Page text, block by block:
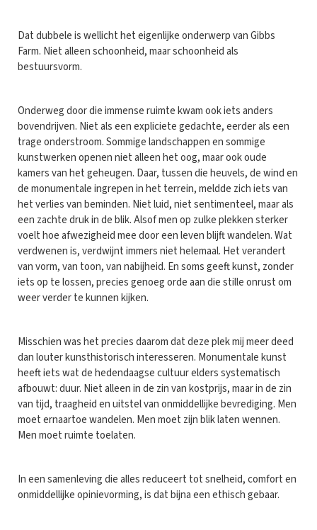
Dat dubbele is wellicht het eigenlijke onderwerp van Gibbs
Farm. Niet alleen schoonheid, maar schoonheid als
bestuursvorm.
Onderweg door die immense ruimte kwam ook iets anders
bovendrijven. Niet als een expliciete gedachte, eerder als een
trage onderstroom. Sommige landschappen en sommige
kunstwerken openen niet alleen het oog, maar ook oude
kamers van het geheugen. Daar, tussen die heuvels, de wind en
de monumentale ingrepen in het terrein, meldde zich iets van
het verlies van beminden. Niet luid, niet sentimenteel, maar als
een zachte druk in de blik. Alsof men op zulke plekken sterker
voelt hoe afwezigheid mee door een leven blijft wandelen. Wat
verdwenen is, verdwijnt immers niet helemaal. Het verandert
van vorm, van toon, van nabijheid. En soms geeft kunst, zonder
iets op te lossen, precies genoeg orde aan die stille onrust om
weer verder te kunnen kijken.
Misschien was het precies daarom dat deze plek mij meer deed
dan louter kunsthistorisch interesseren. Monumentale kunst
heeft iets wat de hedendaagse cultuur elders systematisch
afbouwt: duur. Niet alleen in de zin van kostprijs, maar in de zin
van tijd, traagheid en uitstel van onmiddellijke bevrediging. Men
moet ernaartoe wandelen. Men moet zijn blik laten wennen.
Men moet ruimte toelaten.
In een samenleving die alles reduceert tot snelheid, comfort en
onmiddellijke opinievorming, is dat bijna een ethisch gebaar.